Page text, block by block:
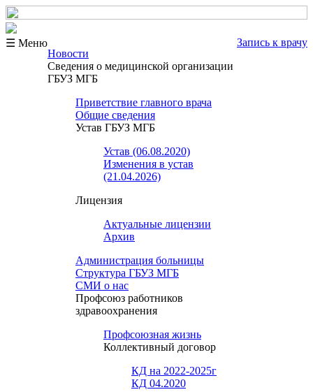
☰ Меню
Запись к врачу
Новости
Сведения о медицинской организации
ГБУЗ МГБ
Приветствие главного врача
Общие сведения
Устав ГБУЗ МГБ
Устав (06.08.2020)
Изменения в устав
(21.04.2026)
Лицензия
Актуальные лицензии
Архив
Администрация больницы
Структура ГБУЗ МГБ
СМИ о нас
Профсоюз работников
здравоохранения
Профсоюзная жизнь
Коллективный договор
КД на 2022-2025г
КД 04.2020